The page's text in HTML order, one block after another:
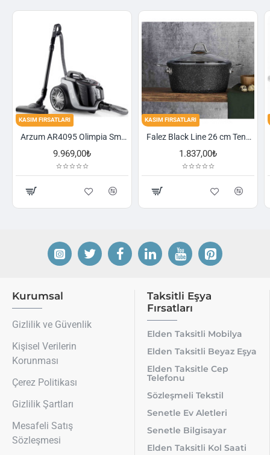
Arzum AR4095 Olimpia Smart Cyclone Filtreli Süpürge - Füme
KASIM FIRSATLARI
Falez Black Line 26 cm Tencere
KASIM
Kurumsal
Gizlilik ve Güvenlik
Kişisel Verilerin
Korunması
Çerez Politikası
Gizlilik Şartları
Mesafeli Satış
Sözleşmesi
Taksitli Eşya
Fırsatları
Elden Taksitli Mobilya
Elden Taksitli Beyaz Eşya
Elden Taksitle Cep
Telefonu
Sözleşmeli Tekstil
Senetle Ev Aletleri
Senetle Bilgisayar
Elden Taksitli Kol Saati